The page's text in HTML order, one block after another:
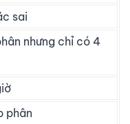
sai
nhưng chỉ có 4
phân